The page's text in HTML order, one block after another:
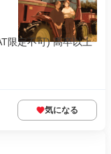
限定不可) 高卒以上
気になる